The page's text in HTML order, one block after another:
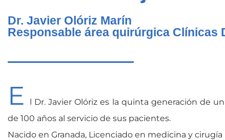
Dr. Javier Olóriz Marín
Responsable área quirúrgica Clínicas
E
l Dr. Javier Olóriz es la quinta generación de
de 100 años al servicio de sus pacientes.
Nacido en Granada, Licenciado en medicina y